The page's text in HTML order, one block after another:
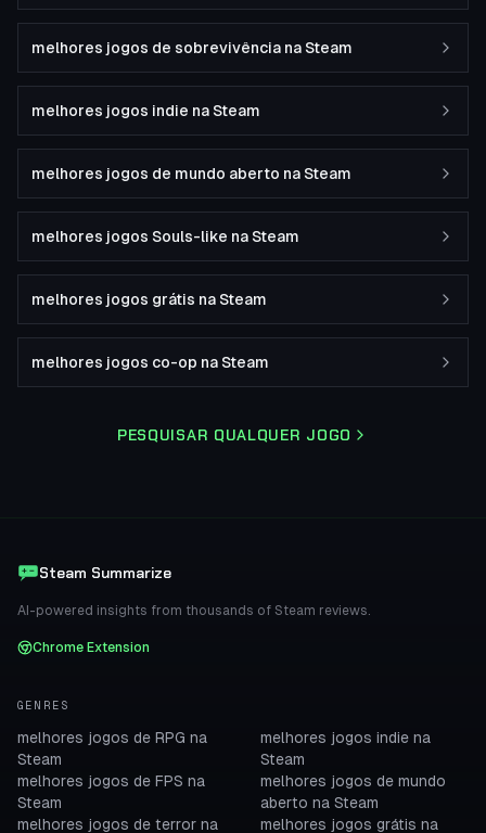
melhores jogos de sobrevivência na Steam
melhores jogos indie na Steam
melhores jogos de mundo aberto na Steam
melhores jogos Souls-like na Steam
melhores jogos grátis na Steam
melhores jogos co-op na Steam
PESQUISAR QUALQUER JOGO
Steam Summarize
AI-powered insights from thousands of Steam reviews.
Chrome Extension
GENRES
melhores jogos de RPG na
Steam
melhores jogos de FPS na
Steam
melhores jogos de terror na
melhores jogos indie na
Steam
melhores jogos de mundo
aberto na Steam
melhores jogos grátis na